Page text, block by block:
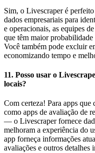
Sim, o Livescraper é
dados empresariais para
e operacionais, as equipes
que têm maior probabilidade
Você também pode excluir
economizando tempo e
11. Posso usar o
locais?
Com certeza! Para apps
como apps de avaliação de
— o Livescraper fornece
melhoram a experiência do
app forneça informações
avaliações e outros detalhes